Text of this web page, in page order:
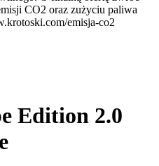
CO2 oraz zużyciu paliwa
emisja-co2
Edition 2.0